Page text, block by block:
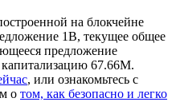
USDC в качестве
на блокчейне
1B, текущее общее
предложение
67.66M.
, или ознакомьтесь с
о том, как безопасно и легко